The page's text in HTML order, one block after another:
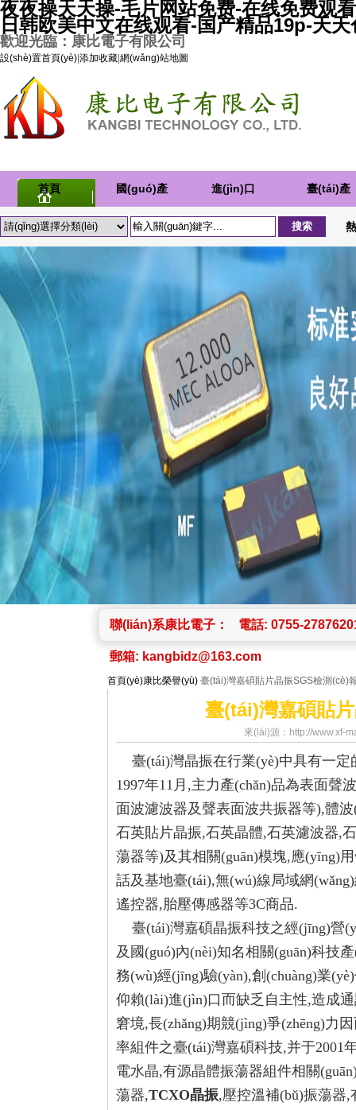
夜夜操天天操-毛片网站免费-在线免费观
日韩欧美中文在线观看-国产精品19p-天
歡迎光臨：康比電子有限公司
設(shè)置首頁(yè) 添加收藏 網(wǎng)站地圖
首頁
(yè)
國(guó)產
(chǎn)晶
進(jìn)口
晶振
臺(tái)產
(chǎn)晶
振
聯(lián)系康比電子： 電話: 0755-
郵箱: kangbidz@163.com
首頁(yè)康比榮譽(yù) 臺(tái)灣嘉碩貼片晶振SGS檢測(cè)
臺(tái)灣嘉碩貼
來(lái)源：http://www.xf-
臺(tái)灣晶振在行業(yè)中具有一定
1997年11月,主力產(chǎn)品為表面聲
面波濾波器及聲表面波共振器等),體
石英貼片晶振,石英晶體,石英濾波器,
蕩器等)及其相關(guān)模塊,應(yīng)
話及基地臺(tái),無(wú)線局域網
遙控器,胎壓傳感器等3C商品.
臺(tái)灣嘉碩晶振科技之經(jīng)營
及國(guó)內(nèi)知名相關(guān)科技
務(wù)經(jīng)驗(yàn),創(chuàng)業
仰賴(lài)進(jìn)口而缺乏自主性,造成
窘境,長(zhǎng)期競(jìng)爭(zhēng)力
率組件之臺(tái)灣嘉碩科技,并于2001
電水晶,有源晶體振蕩器組件相關
蕩器,TCXO晶振,壓控溫補(bǔ)振蕩器